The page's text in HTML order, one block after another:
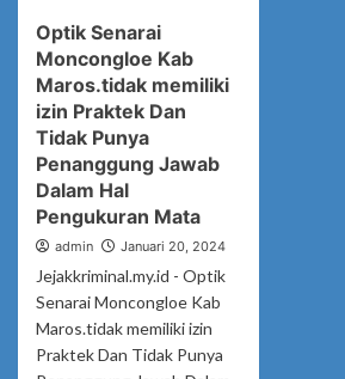
Bidpropam
Polda
Sulsel
Laksanakan
di
Polres
Gowa,
Periksa
Kelengkapan
hingga
Tes
Urine
Personel
Optik Senarai
Moncongloe Kab
Maros.tidak memiliki
izin Praktek Dan
Tidak Punya
Penanggung Jawab
Dalam Hal
Pengukuran Mata
admin Januari 20, 2024
Jejakkriminal.my.id - Optik
Senarai Moncongloe Kab
Maros.tidak memiliki izin
Praktek Dan Tidak Punya